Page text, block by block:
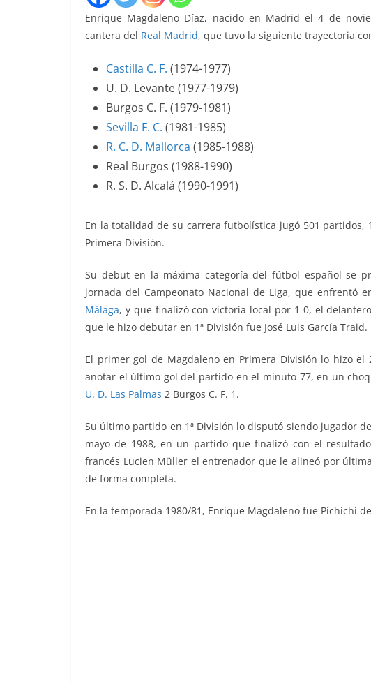
Enrique Magdaleno Díaz, nacido en Madrid el 4 de
cantera del Real Madrid, que tuvo la siguiente trayectoria
Castilla C. F. (1974-1977)
U. D. Levante (1977-1979)
Burgos C. F. (1979-1981)
Sevilla F. C. (1981-1985)
R. C. D. Mallorca (1985-1988)
Real Burgos (1988-1990)
R. S. D. Alcalá (1990-1991)
En la totalidad de su carrera futbolística jugó 501 partidos,
Primera División.
Su debut en la máxima categoría del fútbol español se
jornada del Campeonato Nacional de Liga, que enfrentó
Málaga, y que finalizó con victoria local por 1-0, el
que le hizo debutar en 1ª División fue José Luis García Traid.
El primer gol de Magdaleno en Primera División lo hizo
anotar el último gol del partido en el minuto 77, en un
U. D. Las Palmas 2 Burgos C. F. 1.
Su último partido en 1ª División lo disputó siendo jugador
mayo de 1988, en un partido que finalizó con el
francés Lucien Müller el entrenador que le alineó por
de forma completa.
En la temporada 1980/81, Enrique Magdaleno fue Pichichi